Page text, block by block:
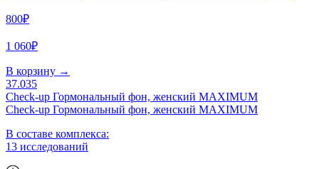
800₽
1 060₽
В корзину →
37.035
Check-up Гормональный фон, женский MAXIMUM
Check-up Гормональный фон, женский MAXIMUM
В составе комплекса:
13 исследований